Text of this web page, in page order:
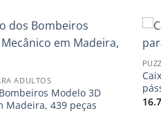
ADULTOS
Modelo 3D
Madeira, 439 peças